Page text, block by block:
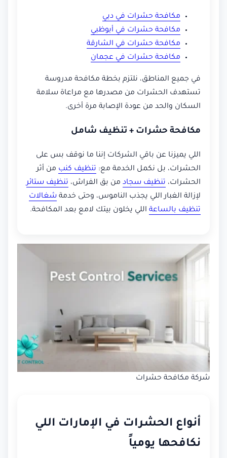
مكافحة حشرات في دبي
مكافحة حشرات في أبوظبي
مكافحة حشرات في الشارقة
مكافحة حشرات في عجمان
في جميع المناطق، نلتزم بخطة مكافحة مدروسة
تستهدف الحشرات من مصدرها مع مراعاة سلامة
السكان والحد من عودة الإصابة مرة أخرى.
مكافحة حشرات + تنظيف شامل
اللي يميزنا عن باقي الشركات إننا ما نوقف بس على
الحشرات، بل نكمل الخدمة مع: تنظيف كنب من أثر
الحشرات، تنظيف سجاد من بق الفراش، تنظيف ستائر
لإزالة الغبار اللي يجذب الناموس، وحتى خدمة شغالات
تنظيف بالساعة اللي يخلون بيتك لامع بعد المكافحة.
شركة مكافحة حشرات
أنواع الحشرات في الإمارات اللي
نكافحها يومياً